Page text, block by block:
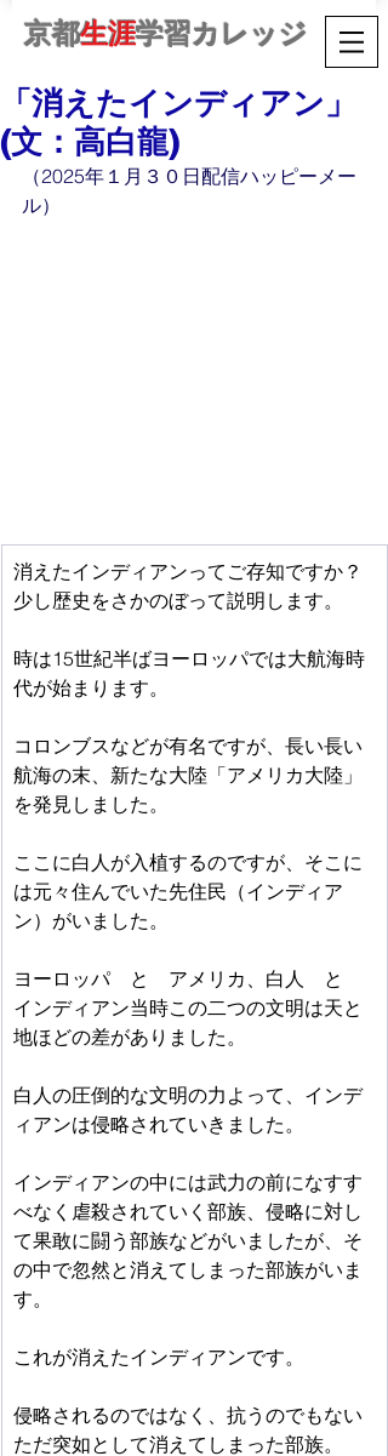
京都生涯学習カレッジ
「消えたインディアン」
(文：高白龍)
（2025年１月３０日配信ハッピーメー
ル）
消えたインディアンってご存知ですか？
少し歴史をさかのぼって説明します。
時は15世紀半ばヨーロッパでは大航海時
代が始まります。
コロンブスなどが有名ですが、長い長い
航海の末、新たな大陸「アメリカ大陸」
を発見しました。
ここに白人が入植するのですが、そこに
は元々住んでいた先住民（インディア
ン）がいました。
ヨーロッパ　と　アメリカ、白人　と
インディアン当時この二つの文明は天と
地ほどの差がありました。
白人の圧倒的な文明の力よって、インデ
ィアンは侵略されていきました。
インディアンの中には武力の前になすす
べなく虐殺されていく部族、侵略に対し
て果敢に闘う部族などがいましたが、そ
の中で忽然と消えてしまった部族がいま
す。
これが消えたインディアンです。
侵略されるのではなく、抗うのでもない
ただ突如として消えてしまった部族。